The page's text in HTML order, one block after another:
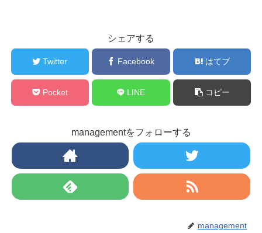
シェアする
Twitter Facebook はてブ
Pocket LINE コピー
managementをフォローする
management